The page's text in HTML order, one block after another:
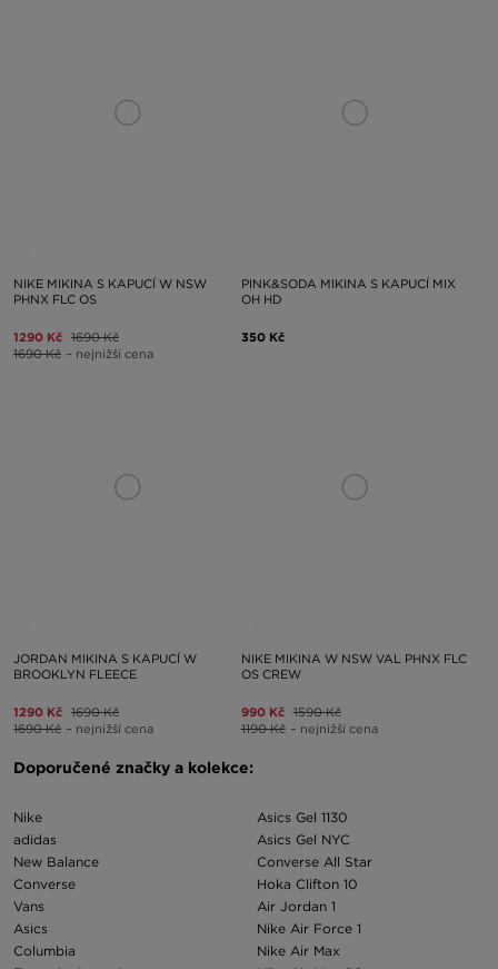
NIKE MIKINA S KAPUCÍ W NSW
PHNX FLC OS
1290 Kč 1690 Kč
1690 Kč – nejnižší cena
PINK&SODA MIKINA S KAPUCÍ MIX
OH HD
350 Kč
JORDAN MIKINA S KAPUCÍ W
BROOKLYN FLEECE
1290 Kč 1690 Kč
1690 Kč – nejnižší cena
NIKE MIKINA W NSW VAL PHNX FLC
OS CREW
990 Kč 1590 Kč
1190 Kč – nejnižší cena
Doporučené značky a kolekce:
Nike
adidas
New Balance
Converse
Vans
Asics
Columbia
Asics Gel 1130
Asics Gel NYC
Converse All Star
Hoka Clifton 10
Air Jordan 1
Nike Air Force 1
Nike Air Max